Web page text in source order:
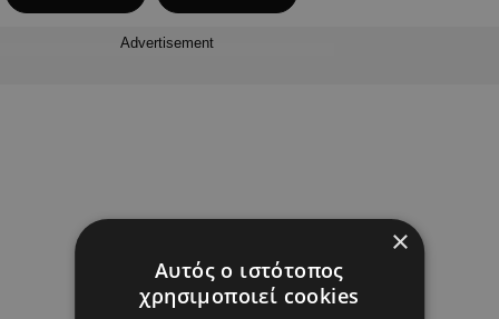
Advertisement
×
Αυτός ο ιστότοπος
χρησιμοποιεί cookies